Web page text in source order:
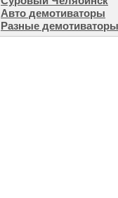
Авто демотиваторы
Разные демотиваторы